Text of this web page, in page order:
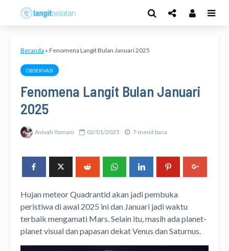
Beranda » Fenomena Langit Bulan Januari 2025
OBSERVASI
Fenomena Langit Bulan Januari
2025
Avivah Yamani 02/01/2025 7 menit baca
Hujan meteor Quadrantid akan jadi pembuka
peristiwa di awal 2025 ini dan Januari jadi waktu
terbaik mengamati Mars. Selain itu, masih ada planet-
planet visual dan papasan dekat Venus dan Saturnus.